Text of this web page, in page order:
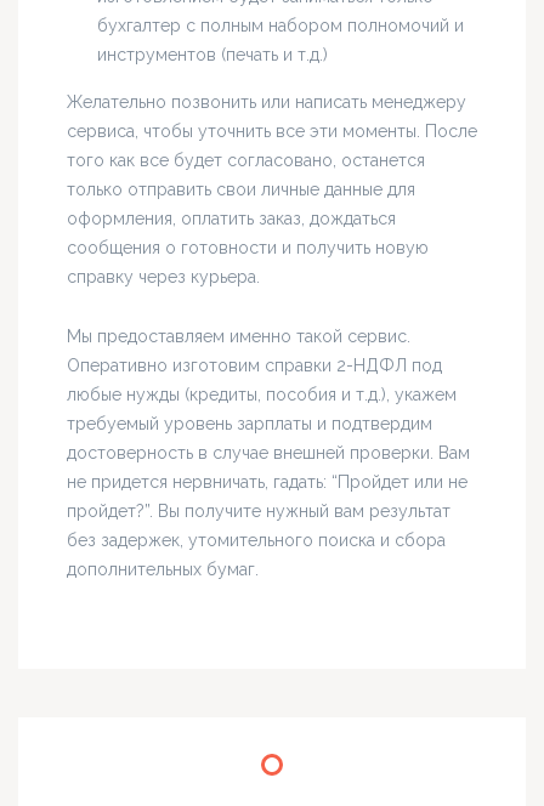
бухгалтер с полным набором полномочий и
инструментов (печать и т.д.)
Желательно позвонить или написать менеджеру
сервиса, чтобы уточнить все эти моменты. После
того как все будет согласовано, останется
только отправить свои личные данные для
оформления, оплатить заказ, дождаться
сообщения о готовности и получить новую
справку через курьера.
Мы предоставляем именно такой сервис.
Оперативно изготовим справки 2-НДФЛ под
любые нужды (кредиты, пособия и т.д.), укажем
требуемый уровень зарплаты и подтвердим
достоверность в случае внешней проверки. Вам
не придется нервничать, гадать: “Пройдет или не
пройдет?”. Вы получите нужный вам результат
без задержек, утомительного поиска и сбора
дополнительных бумаг.